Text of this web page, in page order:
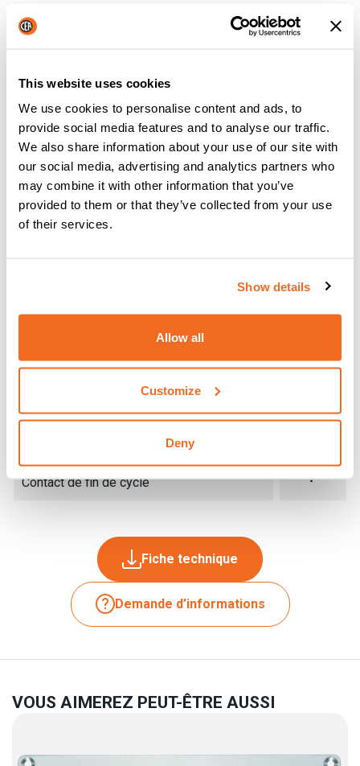
This website uses cookies
We use cookies to personalise content and ads, to
provide social media features and to analyse our traffic.
We also share information about your use of our site with
our social media, advertising and analytics partners who
may combine it with other information that you’ve
provided to them or that they’ve collected from your use
of their services.
Show details
Allow all
Customize
Deny
Temps de maintien
Répétition automatique
Programme no. 64
Affichage du courant de soudage
Surveillance des limites
Compensation de la tension du réseau ⠂
Message d’erreur ⠂
Contact de fin de cycle ⠂
Fiche technique
Demande d’informations
VOUS AIMEREZ PEUT-ÊTRE AUSSI